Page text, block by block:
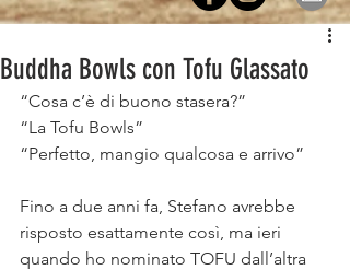
Buddha Bowls con Tofu Glassato
“Cosa c’è di buono stasera?”⠀
“La Tofu Bowls”⠀
“Perfetto, mangio qualcosa e arrivo”⠀
Fino a due anni fa, Stefano avrebbe
risposto esattamente così, ma ieri
quando ho nominato TOFU dall’altra